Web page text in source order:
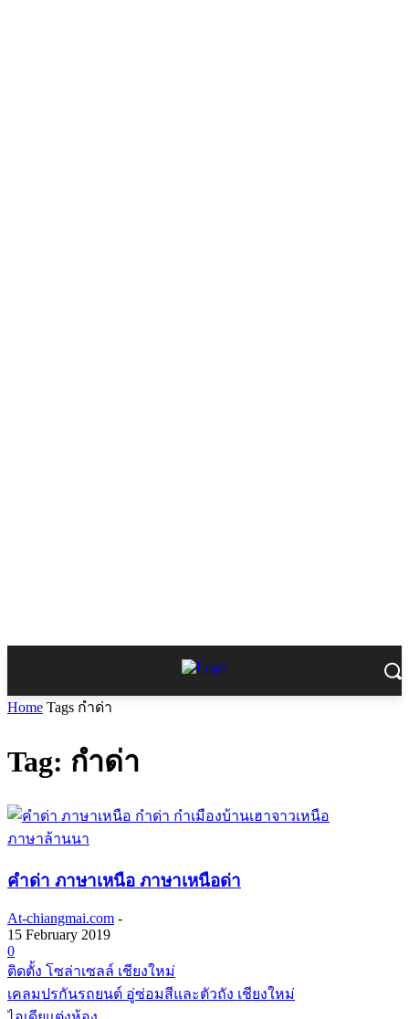
Home Tags กำด่า
Tag: กำด่า
ภาษาล้านนา
คำด่า ภาษาเหนือ ภาษาเหนือด่า
At-chiangmai.com -
15 February 2019
0
ติดตั้ง โซล่าเซลล์ เชียงใหม่
เคลมปรกันรถยนต์ อู่ซ่อมสีและตัวถัง เชียงใหม่